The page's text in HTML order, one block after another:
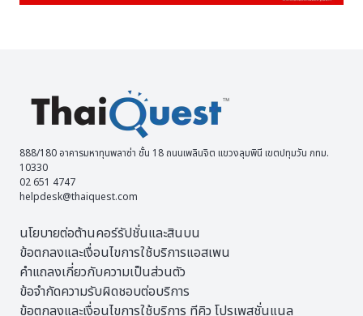
888/180 อาคารมหาทุนพลาซ่า ชั้น 18 ถนนเพลินจิต แขวงลุมพินี เขตปทุมวัน กทม.
10330
02 651 4747
helpdesk@thaiquest.com
นโยบายต่อต้านคอร์รัปชั่นและสินบน
ข้อตกลงและเงื่อนไขการใช้บริการแอสเพน
คำแถลงเกี่ยวกับความเป็นส่วนตัว
ข้อจำกัดความรับผิดชอบต่อบริการ
ข้อตกลงและเงื่อนไขการใช้บริการ ทีคิว โปรเพสชั่นแนล